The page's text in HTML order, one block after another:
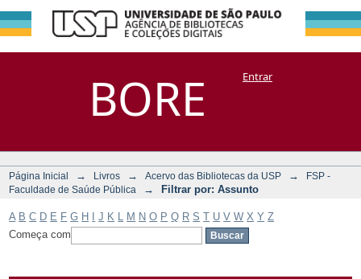
BORE
Filtrar por:
Assunto
DSpace/Manakin + CoriscoEntrar
Página Inicial → Livros → Acervo das Bibliotecas da USP →
FSP -
Faculdade de Saúde Pública
→ Filtrar por: Assunto
A B C D E F G H J K M N O P Q R S T U V W X Y Z
Começa com